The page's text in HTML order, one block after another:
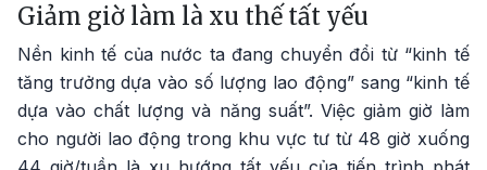
Giảm giờ làm là xu thế tất yếu
Nền kinh tế của nước ta đang chuyển đổi từ “kinh tế
tăng trưởng dựa vào số lượng lao động” sang “kinh tế
dựa vào chất lượng và năng suất”. Việc giảm giờ làm
cho người lao động trong khu vực tư từ 48 giờ xuống